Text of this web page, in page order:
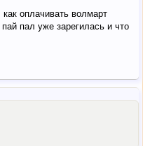
оплачивать волмарт
пал уже зарегилась и что